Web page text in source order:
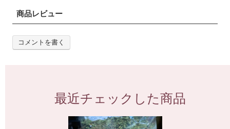
商品レビュー
コメントを書く
最近チェックした商品